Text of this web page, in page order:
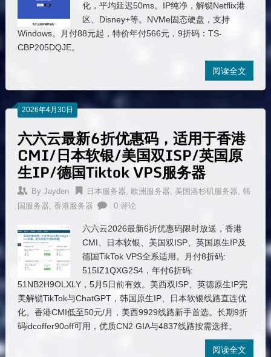
化，平均延迟50ms。IP纯净，解锁Netflix港
区、Disney+等。NVMe固态硬盘，支持
Windows。月付88元起，特价年付566元，9折码：TS-
CBP205DQJE。
阅读全文
2026年4月30日
六六云最新6折优惠码，适用于香港
CMI/日本软银/美国双ISP/英国原
生IP/德国Tiktok VPS服务器
By Jayden 日本服务器, 欧洲服务器, 美国洛杉矶服务器, 韩
国服务器, 香港服务器 0 评论
六六云2026最新6折优惠码限时放送，香港
CMI、日本软银、美国双ISP、英国原生IP及
德国TikTok VPS全系适用。月付8折码:
515IZ1QXG2S4，年付6折码:
51NB2H9OLXLY，5月5日前有效。美西双ISP、英德原生IP完
美解锁TikTok与ChatGPT，韩国原生IP、日本软银线路直连优
化。香港CMI低至50元/月，美西9929线路新手首选。长期9折
码idcoffer90off可用，优质CN2 GIA与4837线路按需选择。
阅读全文